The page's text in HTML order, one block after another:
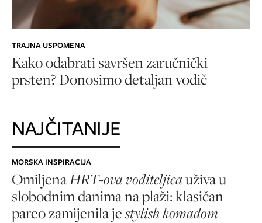
TRAJNA USPOMENA
Kako odabrati savršen zaručnički
prsten? Donosimo detaljan vodič
NAJČITANIJE
MORSKA INSPIRACIJA
OmiljenaHRT-ova voditeljicauživa u
slobodnim danima na plaži: klasičan
pareo zamijenila jestylish komadom